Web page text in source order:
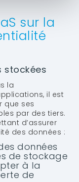
sur la
stockées
la
il est
que ses
par des tiers.
d’assurer
des données :
données
de stockage
à la
de